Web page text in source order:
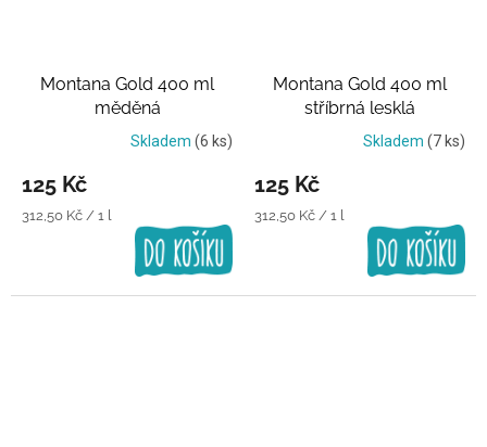
Montana Gold 400 ml
měděná
Skladem (6 ks)
125 Kč
Měrná
312,50 Kč / 1 l
Montana Gold 400 ml
stříbrná lesklá
Skladem (7 ks)
125 Kč
Měrná
312,50 Kč / 1 l